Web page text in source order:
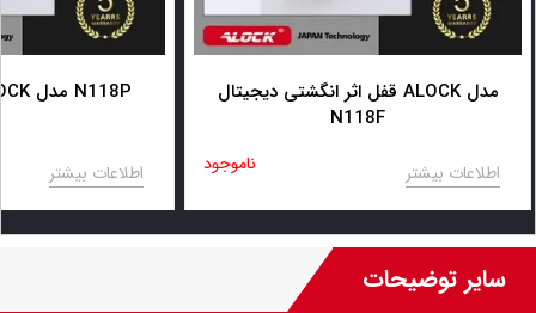
قفل اثر انگشتی دیجیتال ALOCK مدل
N118F
اطلاعات بیشتر ناموجود
قفل دیجیتال ALOCK مدل N118P
اطلاعات بیشتر
سایر توضیحات